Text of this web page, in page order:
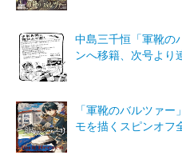
中島三千恒「軍靴の
ンへ移籍、次号より
「軍靴のバルツァ
モを描くスピンオフ